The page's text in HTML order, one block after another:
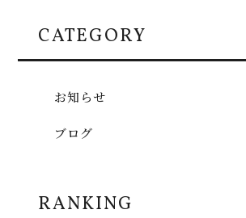
CATEGORY
お知らせ
ブログ
RANKING